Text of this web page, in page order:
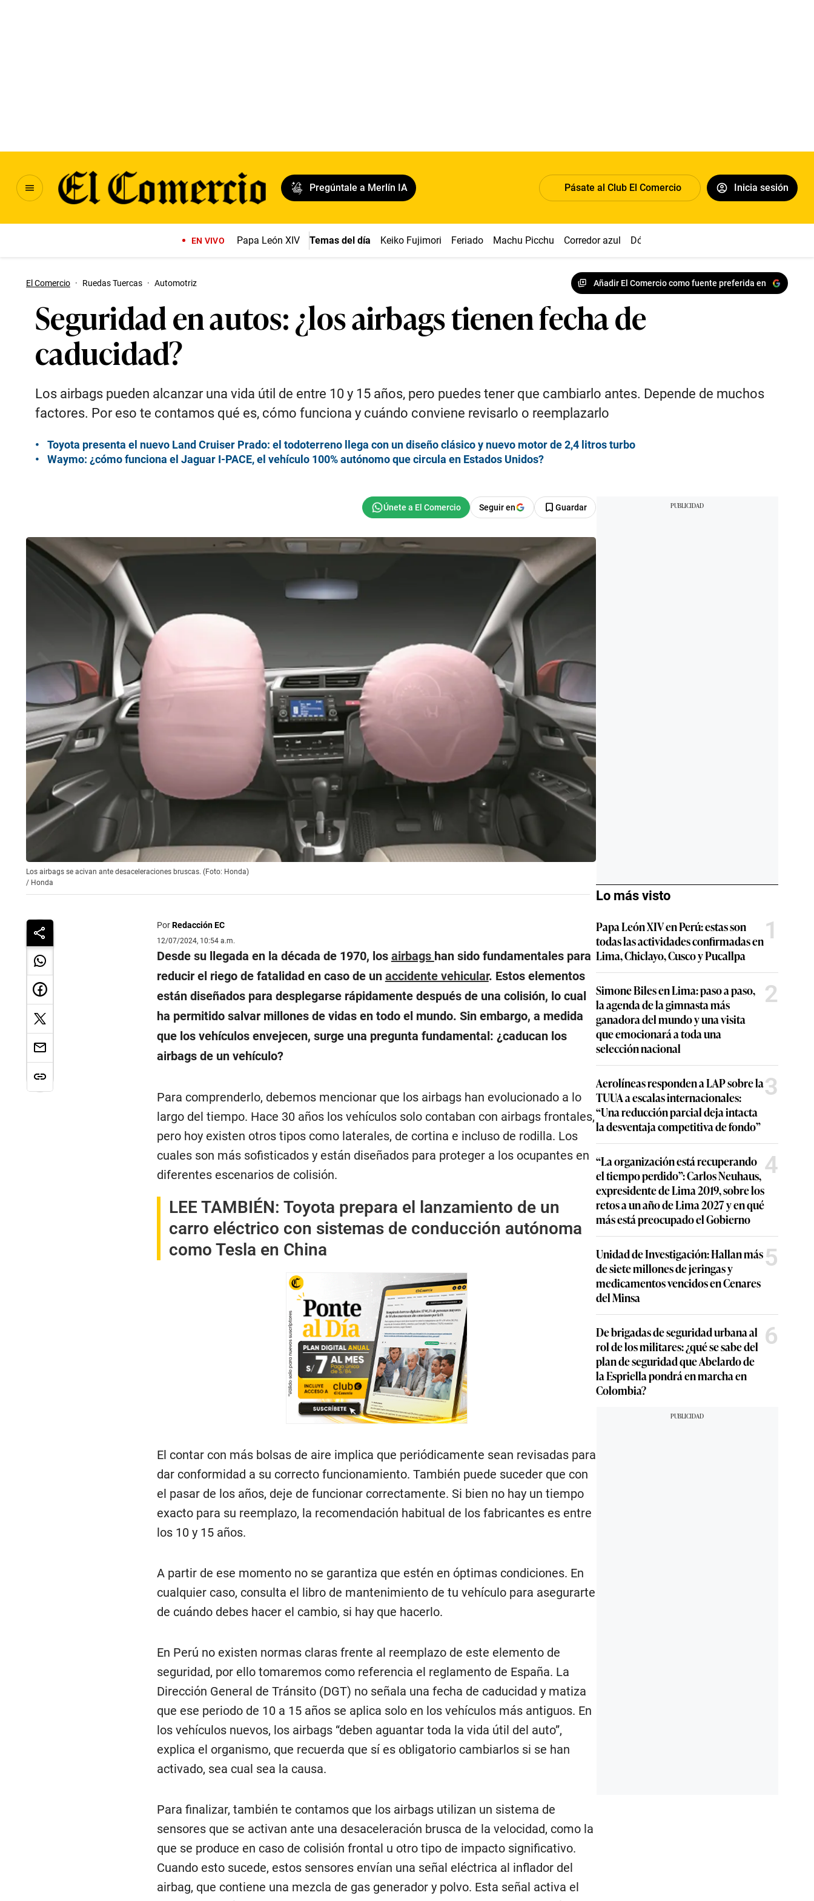
Pregúntale a Merlín IA Pásate al Club El Comercio Inicia sesión
EN VIVO Papa León XIV Temas del día Keiko Fujimori Feriado Machu Picchu Corredor azul Dólar
El Comercio · Ruedas Tuercas · Automotriz Añadir El Comercio como fuente preferida en
Seguridad en autos: ¿los airbags tienen fecha de
caducidad?
Los airbags pueden alcanzar una vida útil de entre 10 y 15 años, pero puedes tener que cambiarlo antes. Depende de muchos
factores. Por eso te contamos qué es, cómo funciona y cuándo conviene revisarlo o reemplazarlo
Toyota presenta el nuevo Land Cruiser Prado: el todoterreno llega con un diseño clásico y nuevo motor de 2,4 litros turbo
Waymo: ¿cómo funciona el Jaguar I-PACE, el vehículo 100% autónomo que circula en Estados Unidos?
Seguir en Guardar
Los airbags se acivan ante desaceleraciones bruscas. (Foto: Honda)
/ Honda
PorRedacción EC
12/07/2024, 10:54 a.m.
Desde su llegada en la década de 1970, los airbags han sido fundamentales para
reducir el riego de fatalidad en caso de un accidente vehicular. Estos elementos
están diseñados para desplegarse rápidamente después de una colisión, lo cual
ha permitido salvar millones de vidas en todo el mundo. Sin embargo, a medida
que los vehículos envejecen, surge una pregunta fundamental: ¿caducan los
airbags de un vehículo?
Para comprenderlo, debemos mencionar que los airbags han evolucionado a lo
largo del tiempo. Hace 30 años los vehículos solo contaban con airbags frontales,
pero hoy existen otros tipos como laterales, de cortina e incluso de rodilla. Los
cuales son más sofisticados y están diseñados para proteger a los ocupantes en
diferentes escenarios de colisión.
LEE TAMBIÉN: Toyota prepara el lanzamiento de un
carro eléctrico con sistemas de conducción autónoma
como Tesla en China
El contar con más bolsas de aire implica que periódicamente sean revisadas para
dar conformidad a su correcto funcionamiento. También puede suceder que con
el pasar de los años, deje de funcionar correctamente. Si bien no hay un tiempo
exacto para su reemplazo, la recomendación habitual de los fabricantes es entre
los 10 y 15 años.
A partir de ese momento no se garantiza que estén en óptimas condiciones. En
cualquier caso, consulta el libro de mantenimiento de tu vehículo para asegurarte
de cuándo debes hacer el cambio, si hay que hacerlo.
En Perú no existen normas claras frente al reemplazo de este elemento de
seguridad, por ello tomaremos como referencia el reglamento de España. La
Dirección General de Tránsito (DGT) no señala una fecha de caducidad y matiza
que ese periodo de 10 a 15 años se aplica solo en los vehículos más antiguos. En
los vehículos nuevos, los airbags “deben aguantar toda la vida útil del auto”,
explica el organismo, que recuerda que sí es obligatorio cambiarlos si se han
activado, sea cual sea la causa.
Para finalizar, también te contamos que los airbags utilizan un sistema de
sensores que se activan ante una desaceleración brusca de la velocidad, como la
que se produce en caso de colisión frontal u otro tipo de impacto significativo.
Cuando esto sucede, estos sensores envían una señal eléctrica al inflador del
airbag, que contiene una mezcla de gas generador y polvo. Esta señal activa el
Lo más visto
Papa León XIV en Perú: estas son
todas las actividades confirmadas en
Lima, Chiclayo, Cusco y Pucallpa
1
Simone Biles en Lima: paso a paso,
la agenda de la gimnasta más
ganadora del mundo y una visita
que emocionará a toda una
selección nacional
2
Aerolíneas responden a LAP sobre la
TUUA a escalas internacionales:
“Una reducción parcial deja intacta
la desventaja competitiva de fondo”
3
“La organización está recuperando
el tiempo perdido”: Carlos Neuhaus,
expresidente de Lima 2019, sobre los
retos a un año de Lima 2027 y en qué
más está preocupado el Gobierno
4
Unidad de Investigación: Hallan más
de siete millones de jeringas y
medicamentos vencidos en Cenares
del Minsa
5
De brigadas de seguridad urbana al
rol de los militares: ¿qué se sabe del
plan de seguridad que Abelardo de
la Espriella pondrá en marcha en
Colombia?
6